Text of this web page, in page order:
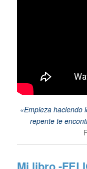
«Empieza haciendo
repente te